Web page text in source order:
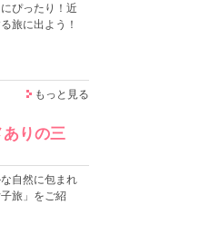
ぴったり！近
旅に出よう！
もっと見る
りの三
自然に包まれ
旅」をご紹